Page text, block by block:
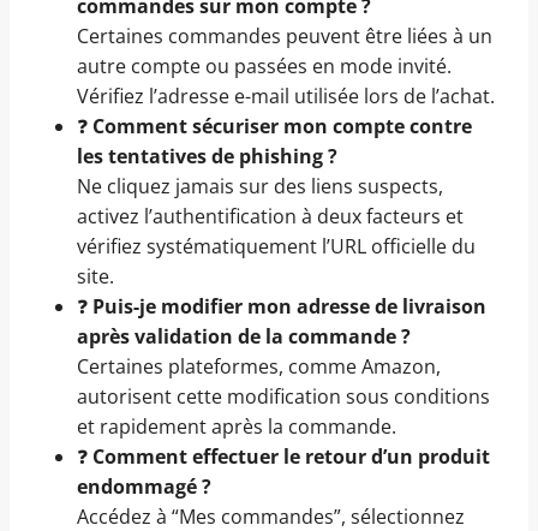
commandes sur mon compte ?
Certaines commandes peuvent être liées à un
autre compte ou passées en mode invité.
Vérifiez l’adresse e-mail utilisée lors de l’achat.
❓ Comment sécuriser mon compte contre
les tentatives de phishing ?
Ne cliquez jamais sur des liens suspects,
activez l’authentification à deux facteurs et
vérifiez systématiquement l’URL officielle du
site.
❓ Puis-je modifier mon adresse de livraison
après validation de la commande ?
Certaines plateformes, comme Amazon,
autorisent cette modification sous conditions
et rapidement après la commande.
❓ Comment effectuer le retour d’un produit
endommagé ?
Accédez à “Mes commandes”, sélectionnez